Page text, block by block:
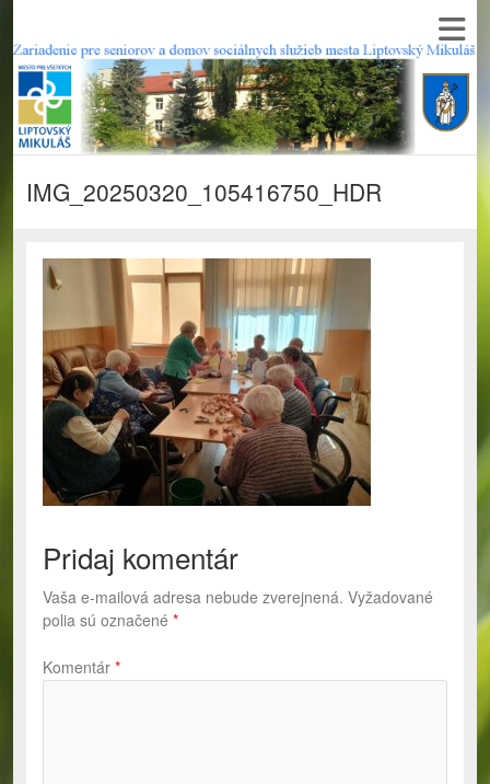
IMG_20250320_105416750_HDR
Pridaj komentár
Vaša e-mailová adresa nebude zverejnená. Vyžadované
polia sú označené *
Komentár *